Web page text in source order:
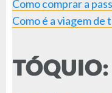
Como comprar a
Como é a viagem de